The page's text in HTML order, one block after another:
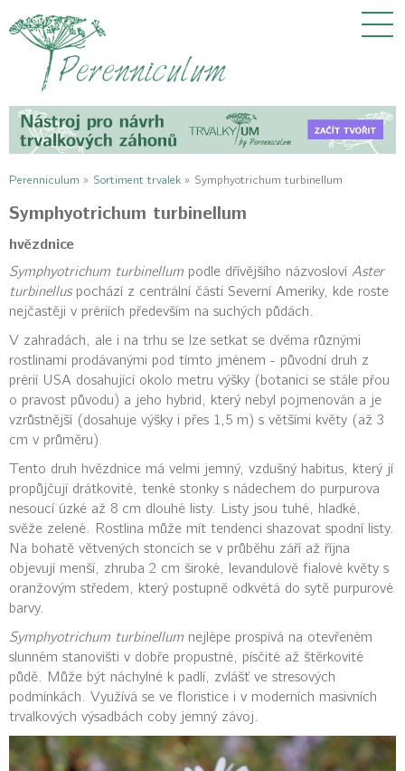
Perenniculum » Sortiment trvalek » Symphyotrichum turbinellum
Symphyotrichum turbinellum
hvězdnice
Symphyotrichum turbinellum podle dřívějšího názvosloví Aster
turbinelluspochází z centrální části Severní Ameriky, kde roste
nejčastěji v prériích především na suchých půdách.
V zahradách, ale i na trhu se lze setkat se dvěma různými
rostlinami prodávanými pod tímto jménem - původní druh z
prérií USA dosahující okolo metru výšky (botanici se stále přou
o pravost původu) a jeho hybrid, který nebyl pojmenován a je
vzrůstnější (dosahuje výšky i přes 1,5 m) s většími květy (až 3
cm v průměru).
Tento druh hvězdnice má velmi jemný, vzdušný habitus, který jí
propůjčují drátkovité, tenké stonky s nádechem do purpurova
nesoucí úzké až 8 cm dlouhé listy. Listy jsou tuhé, hladké,
svěže zelené. Rostlina může mít tendenci shazovat spodní listy.
Na bohatě větvených stoncích se v průběhu září až října
objevují menší, zhruba 2 cm široké, levandulově fialové květy s
oranžovým středem, který postupně odkvétá do sytě purpurové
barvy.
Symphyotrichum turbinellum nejlépe prospívá na otevřeném
slunném stanovišti v dobře propustné, písčité až štěrkovité
půdě. Může být náchylné k padlí, zvlášť ve stresových
podmínkách. Využívá se ve floristice i v moderních masivních
trvalkových výsadbách coby jemný závoj.